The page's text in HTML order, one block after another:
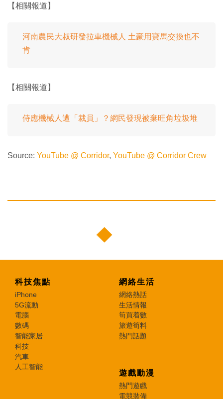
【相關報道】
河南農民大叔研發拉車機械人 土豪用寶馬交換也不
肯
【相關報道】
侍應機械人遭「裁員」？網民發現被棄旺角垃圾堆
Source: YouTube @ Corridor, YouTube @ Corridor Crew
科技焦點
iPhone
5G流動
電腦
數碼
智能家居
科技
汽車
人工智能
網絡生活
網絡熱話
生活情報
筍買着數
旅遊筍料
熱門話題
遊戲動漫
熱門遊戲
電競裝備